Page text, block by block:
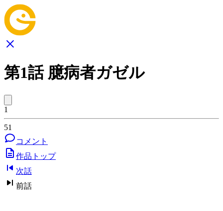
第1話 臆病者ガゼル
1
51
コメント
作品トップ
次話
前話